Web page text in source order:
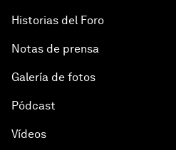
Historias del Foro
Notas de prensa
Galería de fotos
Pódcast
Vídeos